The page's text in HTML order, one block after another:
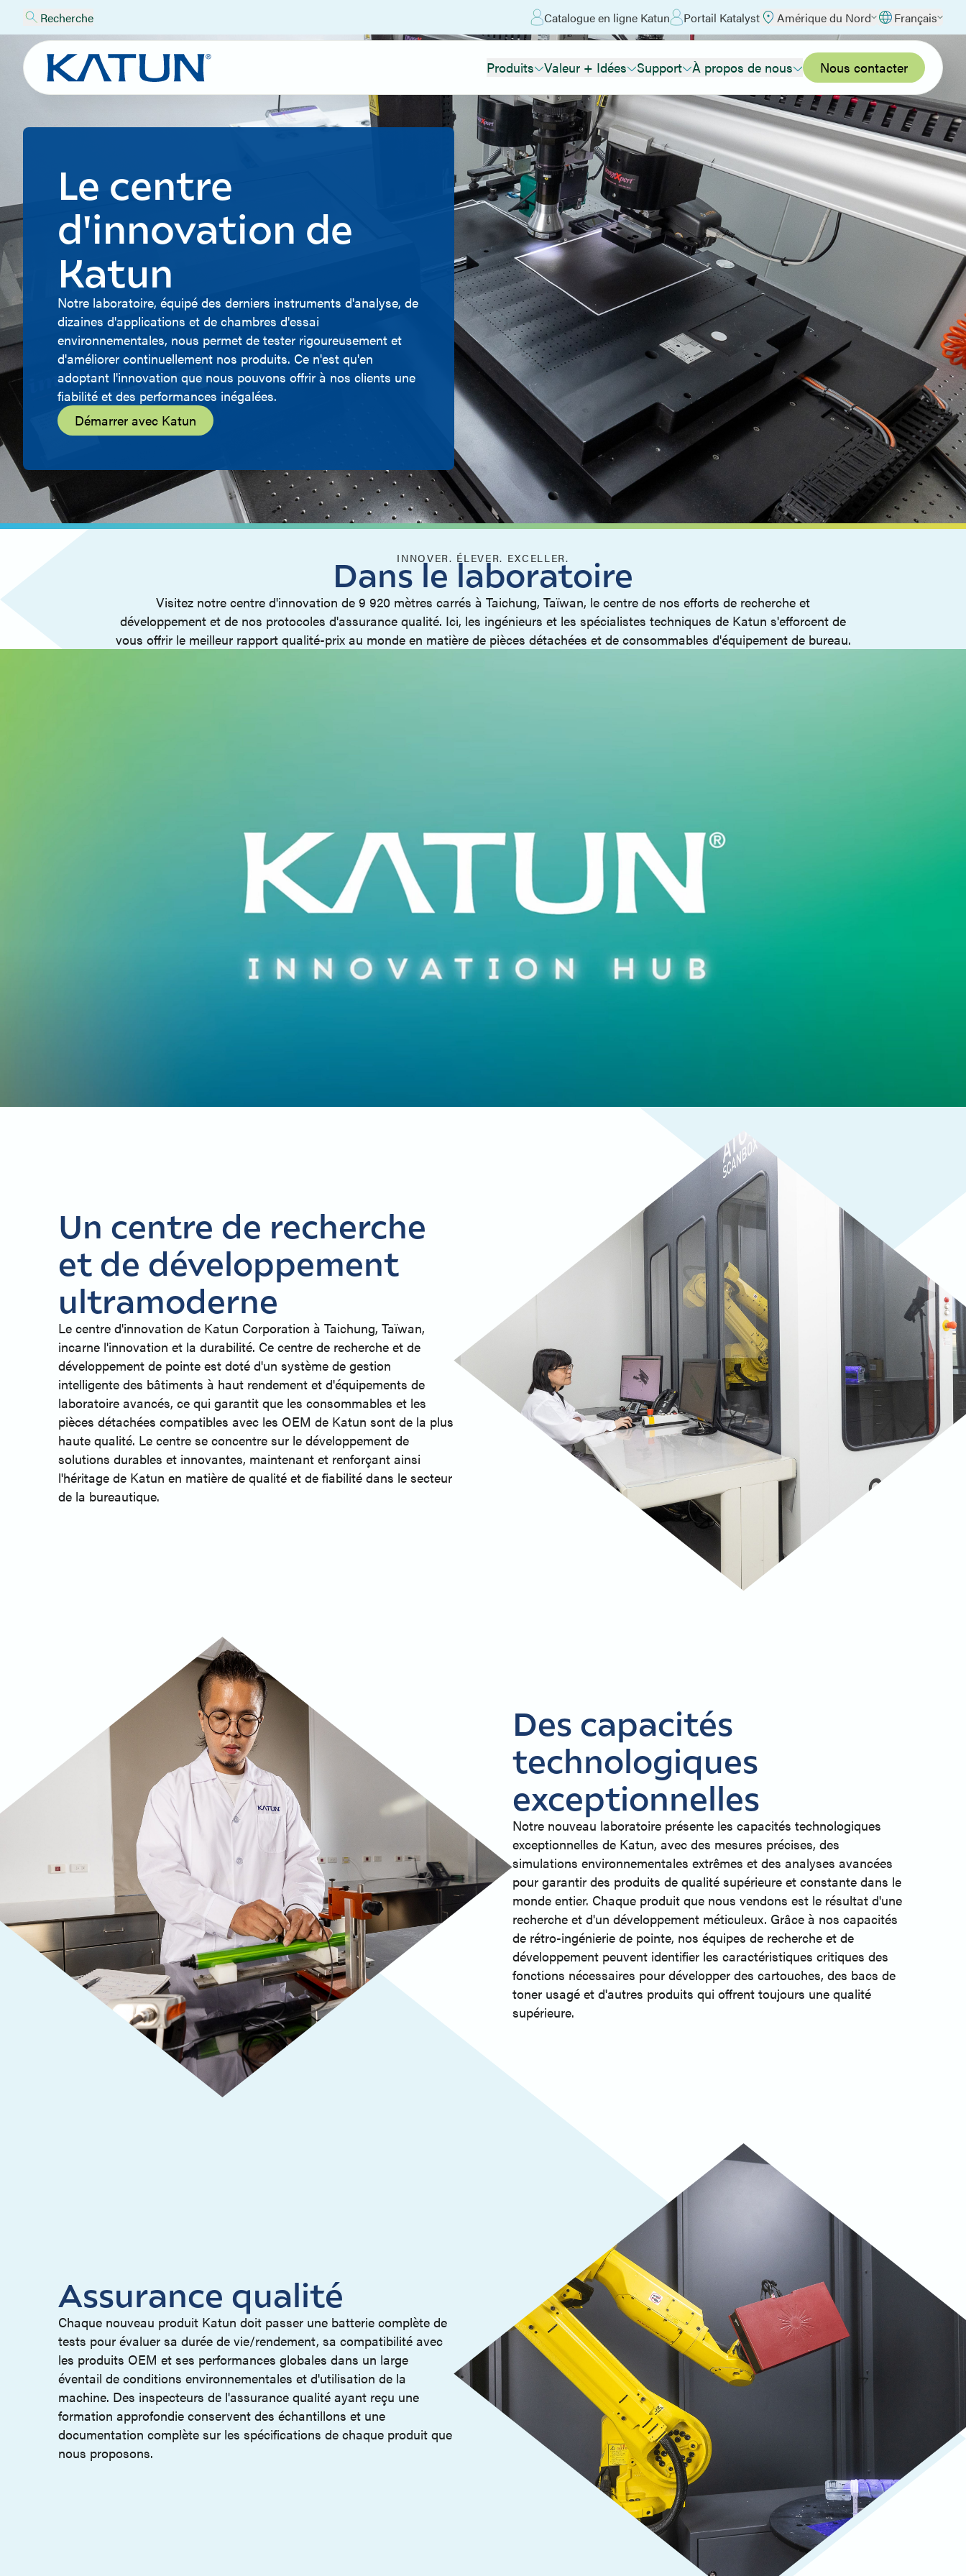
Recherche Catalogue en ligne Katun Portail Katalyst Amérique du Nord Français
Produits Valeur + Idées Support À propos de nous Nous contacter
Le centre
d'innovation de
Katun
Notre laboratoire, équipé des derniers instruments d'analyse, de
dizaines d'applications et de chambres d'essai
environnementales, nous permet de tester rigoureusement et
d'améliorer continuellement nos produits. Ce n'est qu'en
adoptant l'innovation que nous pouvons offrir à nos clients une
fiabilité et des performances inégalées.
Démarrer avec Katun
INNOVER. ÉLEVER. EXCELLER.
Dans le laboratoire
Visitez notre centre d'innovation de 9 920 mètres carrés à Taichung, Taïwan, le centre de nos efforts de recherche et
développement et de nos protocoles d'assurance qualité. Ici, les ingénieurs et les spécialistes techniques de Katun s'efforcent de
vous offrir le meilleur rapport qualité-prix au monde en matière de pièces détachées et de consommables d'équipement de bureau.
Un centre de recherche
et de développement
ultramoderne
Le centre d'innovation de Katun Corporation à Taichung, Taïwan,
incarne l'innovation et la durabilité. Ce centre de recherche et de
développement de pointe est doté d'un système de gestion
intelligente des bâtiments à haut rendement et d'équipements de
laboratoire avancés, ce qui garantit que les consommables et les
pièces détachées compatibles avec les OEM de Katun sont de la plus
haute qualité. Le centre se concentre sur le développement de
solutions durables et innovantes, maintenant et renforçant ainsi
l'héritage de Katun en matière de qualité et de fiabilité dans le secteur
de la bureautique.
Des capacités
technologiques
exceptionnelles
Notre nouveau laboratoire présente les capacités technologiques
exceptionnelles de Katun, avec des mesures précises, des
simulations environnementales extrêmes et des analyses avancées
pour garantir des produits de qualité supérieure et constante dans le
monde entier. Chaque produit que nous vendons est le résultat d'une
recherche et d'un développement méticuleux. Grâce à nos capacités
de rétro-ingénierie de pointe, nos équipes de recherche et de
développement peuvent identifier les caractéristiques critiques des
fonctions nécessaires pour développer des cartouches, des bacs de
toner usagé et d'autres produits qui offrent toujours une qualité
supérieure.
Assurance qualité
Chaque nouveau produit Katun doit passer une batterie complète de
tests pour évaluer sa durée de vie/rendement, sa compatibilité avec
les produits OEM et ses performances globales dans un large
éventail de conditions environnementales et d'utilisation de la
machine. Des inspecteurs de l'assurance qualité ayant reçu une
formation approfondie conservent des échantillons et une
documentation complète sur les spécifications de chaque produit que
nous proposons.